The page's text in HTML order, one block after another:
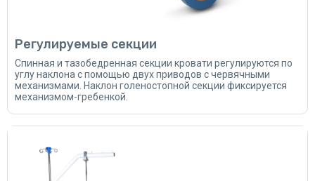
Регулируемые секции
Спинная и тазобедренная секции кровати регулируются по
углу наклона с помощью двух приводов с червячными
механизмами. Наклон голеностопной секции фиксируется
механизмом-гребенкой.